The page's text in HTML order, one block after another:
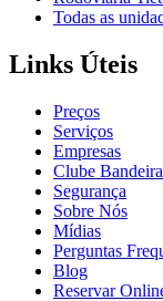
Todas as
Links Úteis
Preços
Serviços
Empresas
Clube Bandeira
Segurança
Sobre Nós
Mídias
Perguntas
Blog
Reservar